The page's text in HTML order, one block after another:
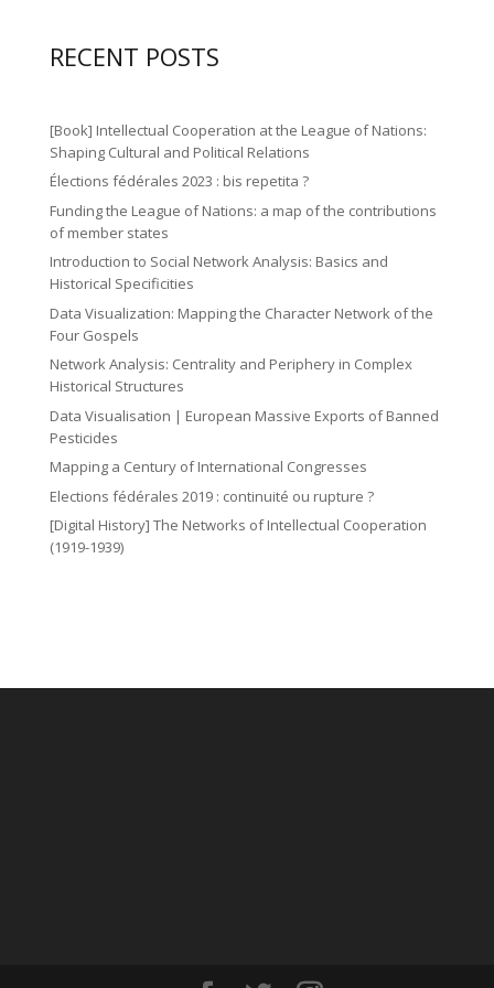
ic
n
ic
o
n
ic
o
n
gr
m
ic
o
n
ar
n
o
n
RECENT POSTS
[Book] Intellectual Cooperation at the League of Nations:
Shaping Cultural and Political Relations
Élections fédérales 2023 : bis repetita ?
Funding the League of Nations: a map of the contributions
of member states
Introduction to Social Network Analysis: Basics and
Historical Specificities
Data Visualization: Mapping the Character Network of the
Four Gospels
Network Analysis: Centrality and Periphery in Complex
Historical Structures
Data Visualisation | European Massive Exports of Banned
Pesticides
Mapping a Century of International Congresses
Elections fédérales 2019 : continuité ou rupture ?
[Digital History] The Networks of Intellectual Cooperation
(1919-1939)